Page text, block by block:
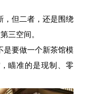
，但二者，还是围绕
三空间。
要做一个新茶馆模
瞄准的是现制、零